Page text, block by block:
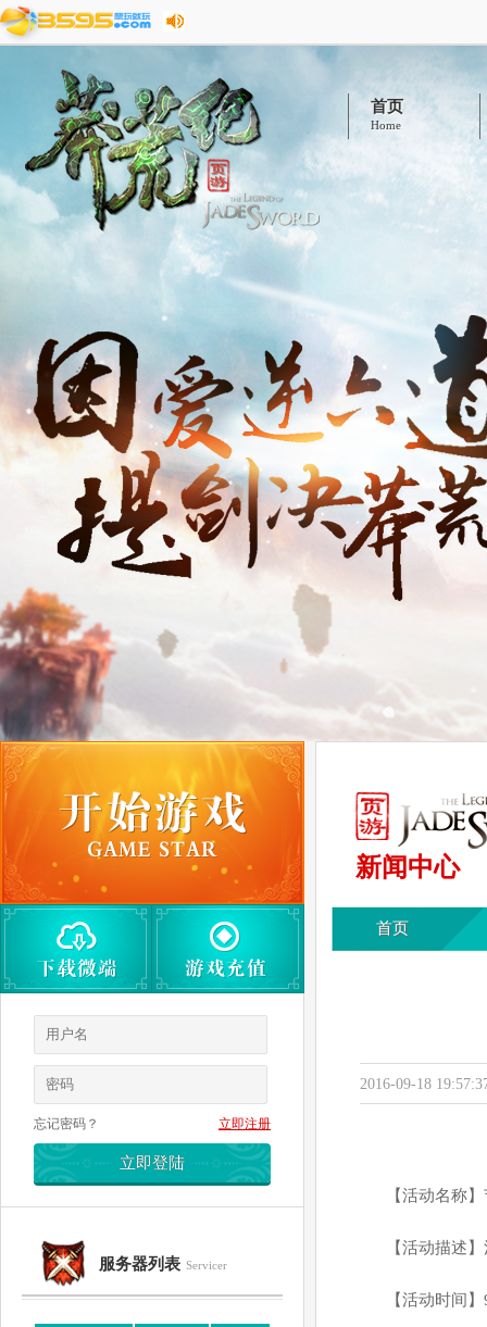
首页
Home
忘记密码？ 立即注册
服务器列表 Servicer
新闻中心
首页
2016-09-18
【活动名称
【活动描述
【活动时间】